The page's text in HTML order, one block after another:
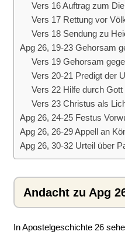
Vers 16 Auftrag zum
Vers 17 Rettung vor
Vers 18 Sendung zu
Apg 26, 19-23 Gehorsam
Vers 19 Gehorsam
Vers 20-21 Predigt der
Vers 22 Hilfe durch Gott
Vers 23 Christus als
Apg 26, 24-25 Festus
Apg 26, 26-29 Appell an
Apg 26, 30-32 Urteil über
Andacht zu Apg
In Apostelgeschichte 26